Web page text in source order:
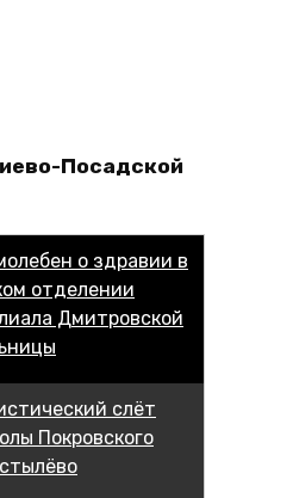
Посадской
о здравии в
отделении
Дмитровской
слёт
Покровского